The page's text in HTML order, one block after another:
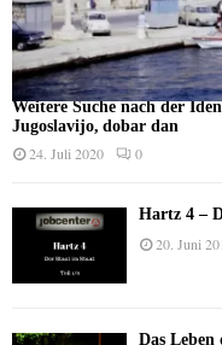
Weitere Suche nach der
Jugoslavijo, dobar dan
24. Juli 2020 0
Hartz 4 –
20. Juni
Das Leben